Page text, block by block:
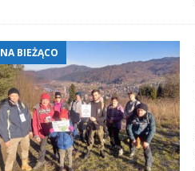
NA BIEŻĄCO